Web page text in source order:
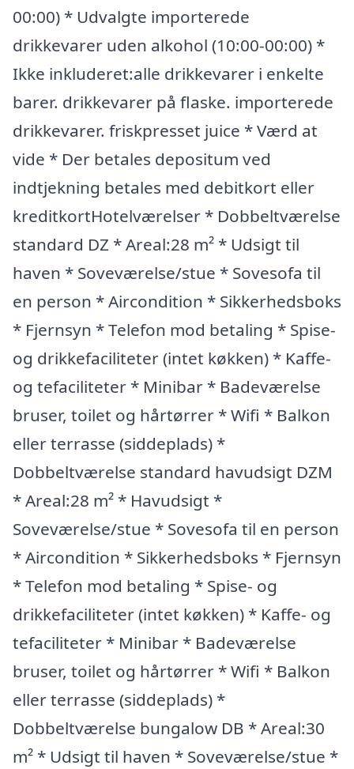
00:00) * Udvalgte importerede
drikkevarer uden alkohol (10:00-00:00) *
Ikke inkluderet:alle drikkevarer i enkelte
barer. drikkevarer på flaske. importerede
drikkevarer. friskpresset juice * Værd at
vide * Der betales depositum ved
indtjekning betales med debitkort eller
kreditkortHotelværelser * Dobbeltværelse
standard DZ * Areal:28 m² * Udsigt til
haven * Soveværelse/stue * Sovesofa til
en person * Aircondition * Sikkerhedsboks
* Fjernsyn * Telefon mod betaling * Spise-
og drikkefaciliteter (intet køkken) * Kaffe-
og tefaciliteter * Minibar * Badeværelse
bruser, toilet og hårtørrer * Wifi * Balkon
eller terrasse (siddeplads) *
Dobbeltværelse standard havudsigt DZM
* Areal:28 m² * Havudsigt *
Soveværelse/stue * Sovesofa til en person
* Aircondition * Sikkerhedsboks * Fjernsyn
* Telefon mod betaling * Spise- og
drikkefaciliteter (intet køkken) * Kaffe- og
tefaciliteter * Minibar * Badeværelse
bruser, toilet og hårtørrer * Wifi * Balkon
eller terrasse (siddeplads) *
Dobbeltværelse bungalow DB * Areal:30
m² * Udsigt til haven * Soveværelse/stue *